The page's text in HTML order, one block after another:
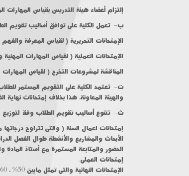
إلتزام أعضاء هيئة التدريس بقياس
ب‌- تعمل الكلية على توافق أساليب تقويم
الإمتحانات التحريرية ( لقياس المعرفة
الإمتحانات العملية ( لقياس المهارات المهنية
المناقشة لمشروعات التخرج ( لقياس المهارات
ت‌- تعتمد الكلية على التقويم المستمر
والهيئة المعاونة، هذا بخلاف إمتحانات نهاية
ث‌- تتنوع أساليب تقويم الطلاب وفقاً لتوزيع
إمتحانات اعمال السنة ( والتى تتراوح درجاتها مابين 40% ، 50%) من المجموع الكلى لدرجات المادة طبقاً
الأبحاث والمشاريع والأنشطة طوال الفصل
الحضور والمتابعة المستمرة مع أستاذ
إمتحانات العملى.
الإمتحانات النهائية والتى تمثل مابين 50% ، 60% وفقاً لكل مقرر وطبقاً للائحة.